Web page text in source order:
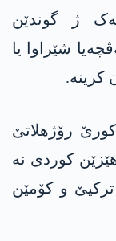
ژ گوندێن
شێراوا یا
کرینە.
رۆژھلاتێ
کوردی نە
و كۆمێن